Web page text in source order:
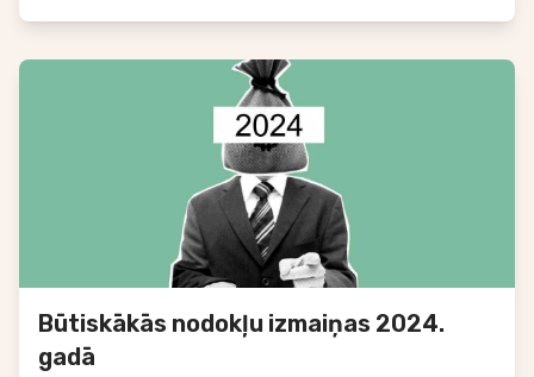
Būtiskākās nodokļu izmaiņas 2024.
gadā